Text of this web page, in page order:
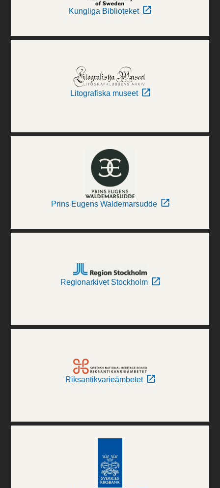
Kungliga Biblioteket
Litografiska museet
Prins Eugens Waldemarsudde
Regionarkivet Stockholm
Riksantikvarieämbetet